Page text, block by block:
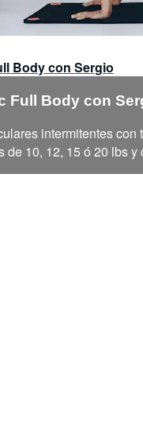
Body con Sergio
Full Body con
intermitentes con
de 10, 12, 15 ó 20 lbs y